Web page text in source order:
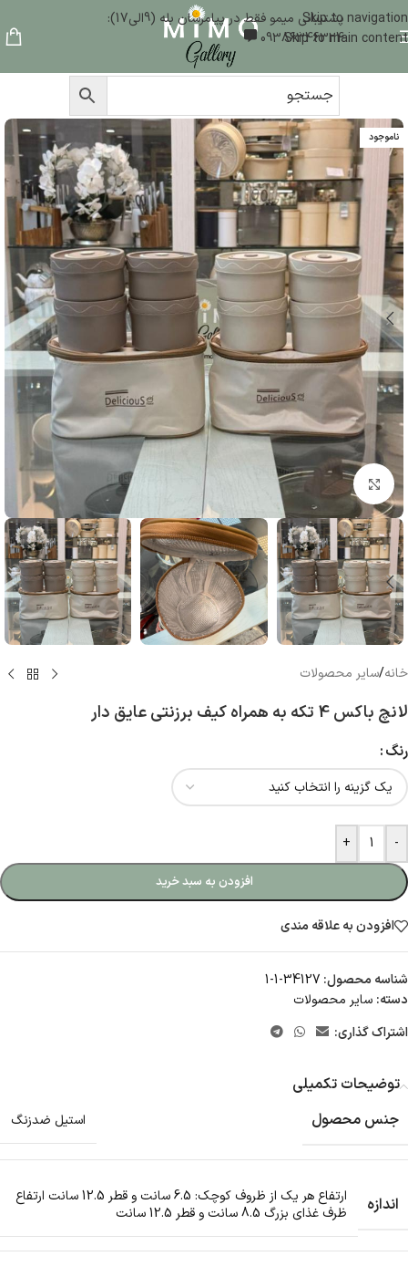
Skip to navigation
Skip to main content
پشتیبانی میمو فقط در پیامرسان بله (9الی17):
09386346324
ناموجود
بزرگنمایی تصویر
خانه/سایر محصولات
لانچ باکس 4 تکه به همراه کیف برزنتی عایق دار
رنگ
-
+
افزودن به سبد خرید
افزودن به علاقه مندی
شناسه محصول: 34127-1-1
دسته: سایر محصولات
اشتراک گذاری:
توضیحات تکمیلی
جنس محصول
استیل ضدزنگ
اندازه
ارتفاع هر یک از ظروف کوچک: 6.5 سانت و قطر 12.5 سانت ارتفاع
ظرف غذای بزرگ 8.5 سانت و قطر 12.5 سانت